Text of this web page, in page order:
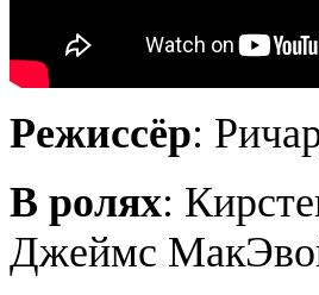
Режиссёр:
В ролях:
Джеймс